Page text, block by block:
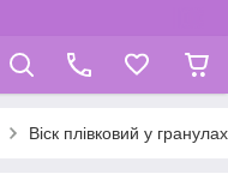
Віск плівковий у гранулах